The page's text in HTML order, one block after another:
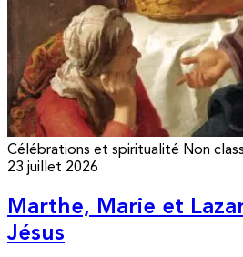
Célébrations et spiritualité Non
23 juillet 2026
Marthe, Marie et
Jésus